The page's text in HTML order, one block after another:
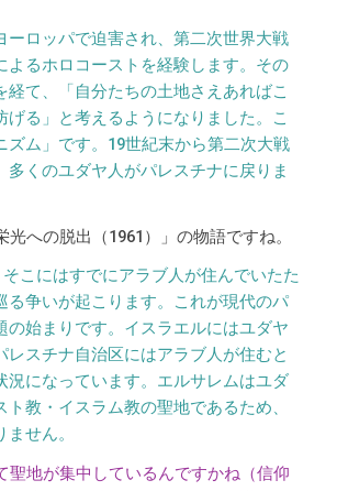
ーロッパで迫害され、第二次世界大戦
よるホロコーストを経験します。その
経て、「自分たちの土地さえあればこ
げる」と考えるようになりました。こ
ズム」です。19世紀末から第二次大戦
多くのユダヤ人がパレスチナに戻りま
光への脱出（1961）」の物語ですね。
そこにはすでにアラブ人が住んでいたた
る争いが起こります。これが現代のパ
の始まりです。イスラエルにはユダヤ
レスチナ自治区にはアラブ人が住むと
況になっています。エルサレムはユダ
ト教・イスラム教の聖地であるため、
せん。
聖地が集中しているんですかね（信仰